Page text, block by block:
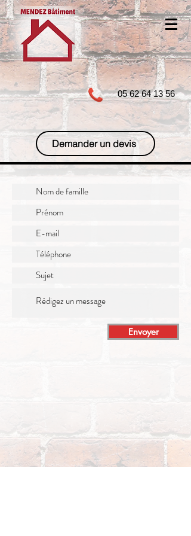
05 62 64 13 56
Demander un devis
Envoyer